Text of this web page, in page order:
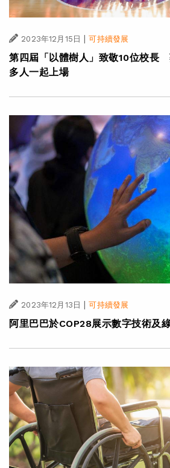
2023年12月15日 | 可持續發展
第四屆「以體樹人」致敬10位校長
多人一起上場
2023年12月13日 | 可持續發展
阿里巴巴於COP28展示數字技術及